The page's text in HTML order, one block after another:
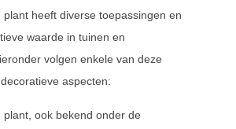
plant heeft diverse toepassingen en
waarde in tuinen en
volgen enkele van deze
aspecten:
plant, ook bekend onder de